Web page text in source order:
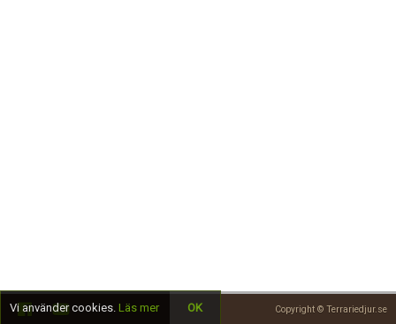
Copyright © Terrariedjur.se
Vi använder cookies. Läs mer OK